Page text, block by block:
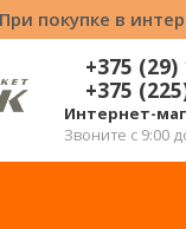
При покупке в
+375 (29)
+375
Интернет-
Звоните с 9:00